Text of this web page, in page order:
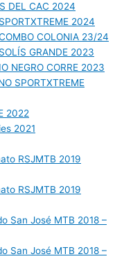
DEL CAC 2024
2024
COLONIA 23/24
GRANDE 2023
NEGRO CORRE 2023
SPORTXTREME
2022
2021
RSJMTB 2019
RSJMTB 2019
San José MTB 2018 –
San José MTB 2018 –